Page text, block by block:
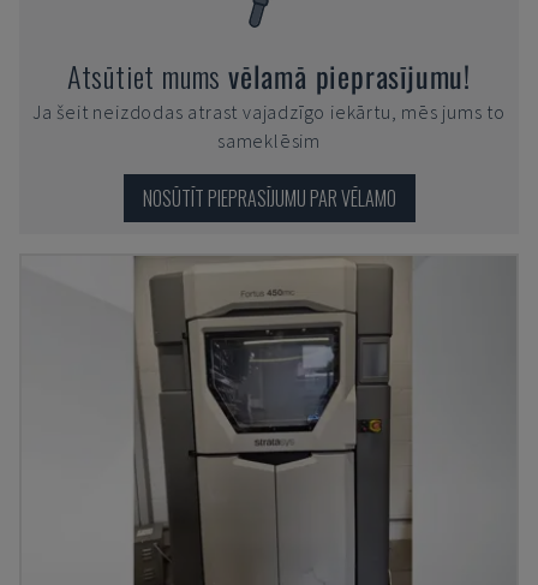
Atsūtiet mumsvēlamā pieprasījumu!
Ja šeit neizdodas atrast vajadzīgo iekārtu, mēs jums to
sameklēsim
NOSŪTĪT PIEPRASĪJUMU PAR VĒLAMO